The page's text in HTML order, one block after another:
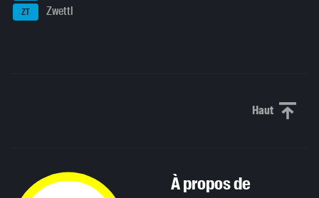
ZT Zwettl
HautHaut de
À propos de